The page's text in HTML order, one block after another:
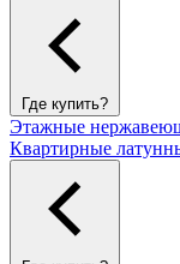
Где купить?
Этажные
Квартирные